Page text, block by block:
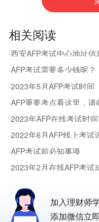
相关阅读
·西安AFP考试中心地址信
·AFP考试需要多少钱呢？
·2023年5月AFP考试时间
·AFP重要考点看这里，请
·2023年AFP在线考试时
·2022年6月AFP线上考
·AFP考试前必知事项
·2023年2月在线AFP考试
加入理财师
添加微信立